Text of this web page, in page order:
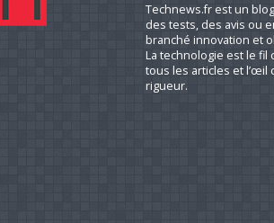
Technews.fr est un
des tests, des avis ou
branché innovation et
La technologie est le fil
tous les articles et l’œil
rigueur.